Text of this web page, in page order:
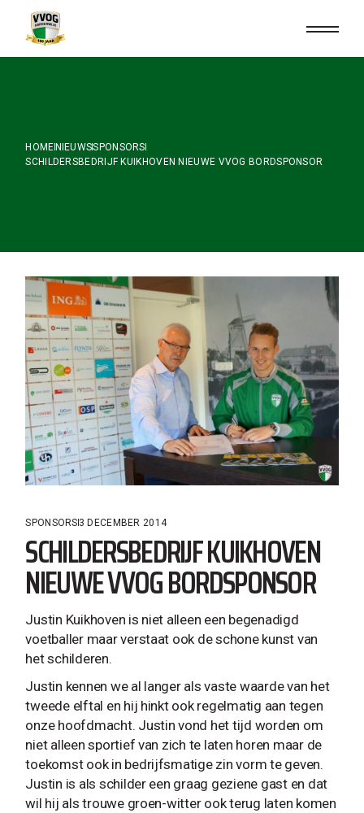
content
HOME NIEUWSSPONSORS
SCHILDERSBEDRIJF KUIKHOVEN NIEUWE VVOG BORDSPONSOR
SPONSORS 3 DECEMBER 2014
SCHILDERSBEDRIJF KUIKHOVEN
NIEUWE VVOG BORDSPONSOR
Justin Kuikhoven is niet alleen een begenadigd
voetballer maar verstaat ook de schone kunst van
het schilderen.
Justin kennen we al langer als vaste waarde van het
tweede elftal en hij hinkt ook regelmatig aan tegen
onze hoofdmacht. Justin vond het tijd worden om
niet alleen sportief van zich te laten horen maar de
toekomst ook in bedrijfsmatige zin vorm te geven.
Justin is als schilder een graag geziene gast en dat
wil hij als trouwe groen-witter ook terug laten komen